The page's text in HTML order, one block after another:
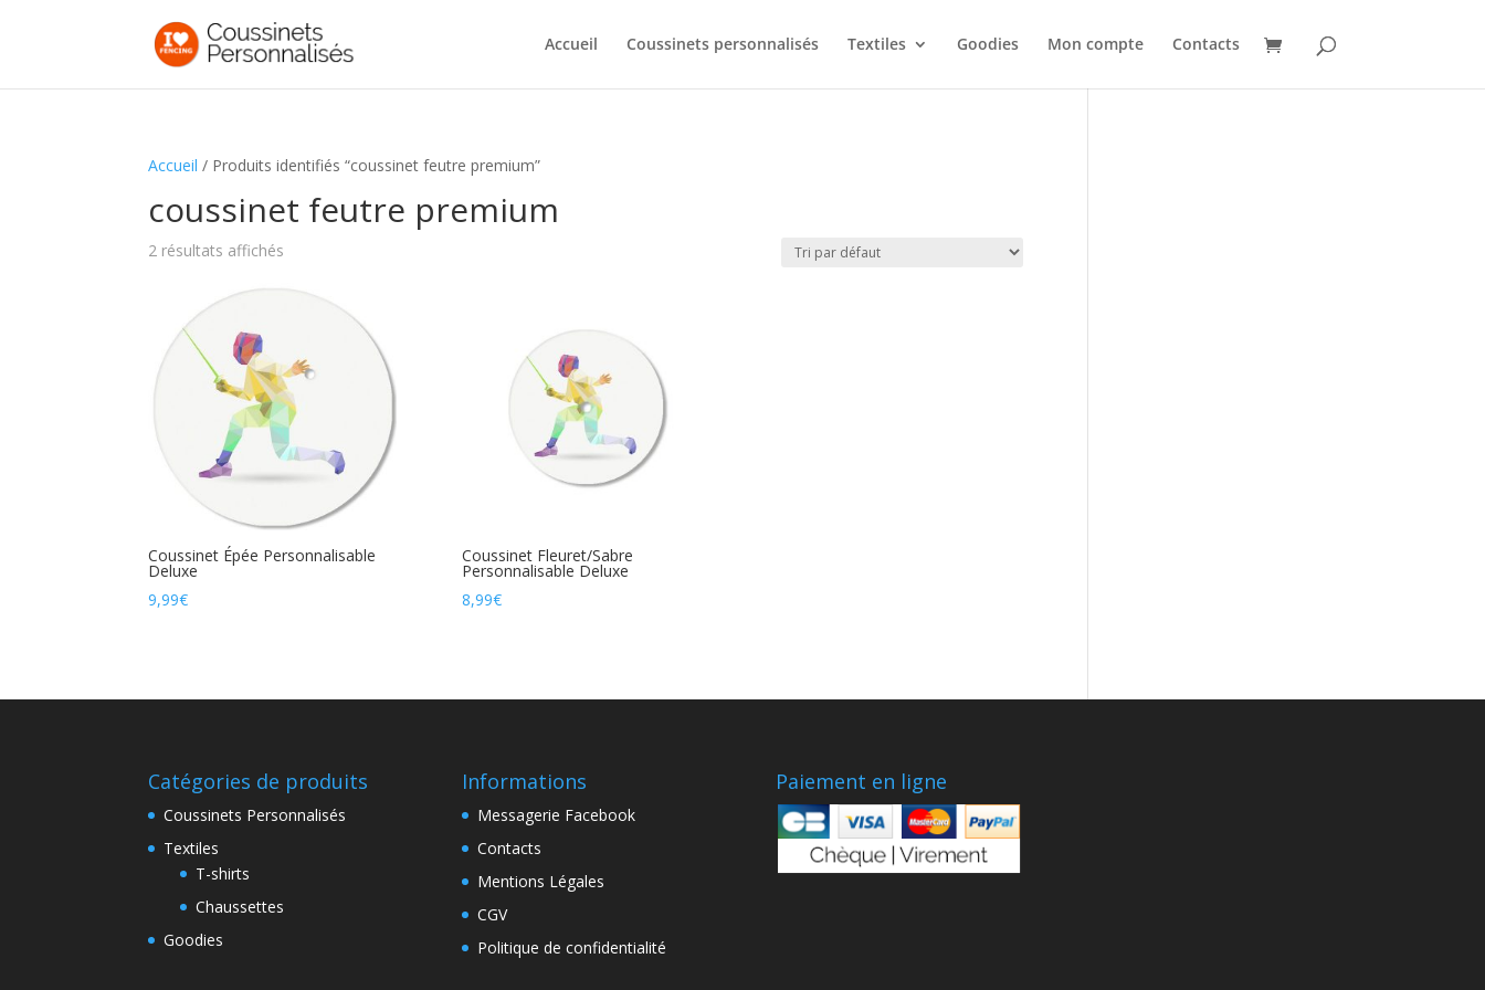
Accueil Coussinets personnalisés Textiles Goodies Mon compte Contacts
Accueil / Produits identifiés “coussinet feutre premium”
coussinet feutre premium
2 résultats affichés
Coussinet Épée Personnalisable
Deluxe
9,99€
Coussinet Fleuret/Sabre
Personnalisable Deluxe
8,99€
Catégories de produits
Coussinets Personnalisés
Textiles
T-shirts
Chaussettes
Goodies
Informations
Messagerie Facebook
Contacts
Mentions Légales
CGV
Politique de confidentialité
Paiement en ligne